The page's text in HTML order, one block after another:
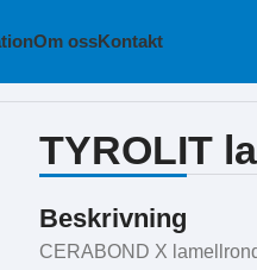
Om ossKontakt
TYROLIT
Beskrivning
CERABOND X